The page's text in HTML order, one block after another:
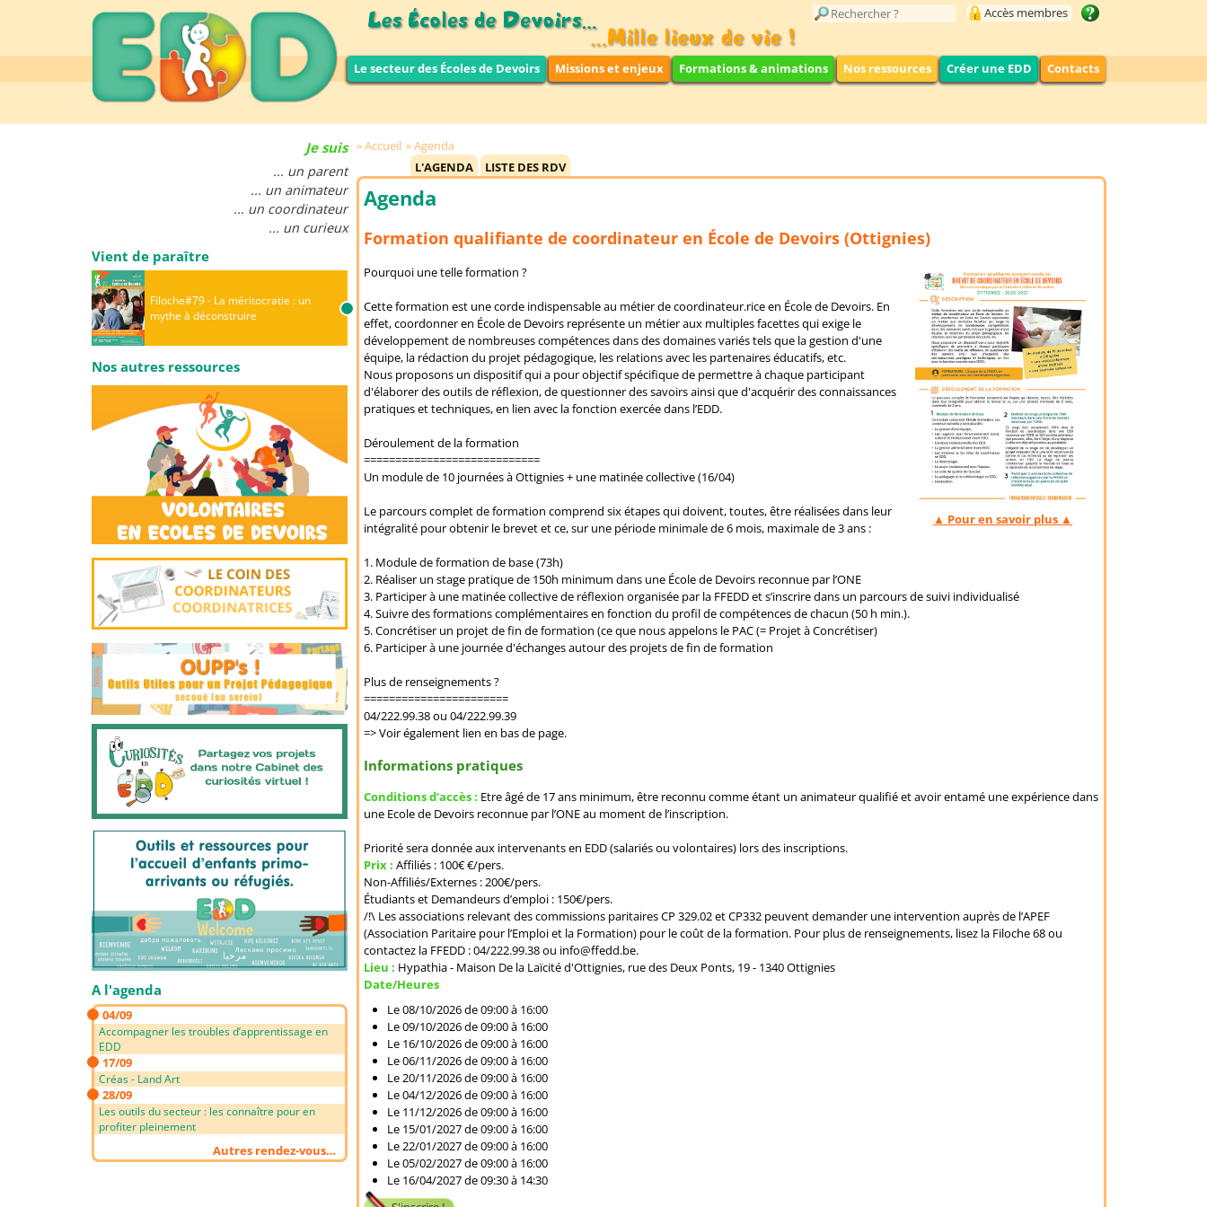
Accès membres
Le secteur des Écoles de Devoirs Missions et enjeux Formations & animations Nos ressources Créer une EDD Contacts
Je suis
... un parent
... un animateur
... un coordinateur
... un curieux
Vient de paraître
Filoche#79 - La méritocratie : un
mythe à déconstruire
Nos autres ressources
A l'agenda
04/09
Accompagner les troubles d’apprentissage en
EDD
17/09
Créas - Land Art
28/09
Les outils du secteur : les connaître pour en
profiter pleinement
Autres rendez-vous…
Accueil
Agenda
L'AGENDA
LISTE DES RDV
Agenda
Formation qualifiante de coordinateur en École de Devoirs (Ottignies)
▲ Pour en savoir plus ▲
Pourquoi une telle formation ?
Cette formation est une corde indispensable au métier de coordinateur.rice en École de Devoirs. En
effet, coordonner en École de Devoirs représente un métier aux multiples facettes qui exige le
développement de nombreuses compétences dans des domaines variés tels que la gestion d'une
équipe, la rédaction du projet pédagogique, les relations avec les partenaires éducatifs, etc.
Nous proposons un dispositif qui a pour objectif spécifique de permettre à chaque participant
d'élaborer des outils de réflexion, de questionner des savoirs ainsi que d'acquérir des connaissances
pratiques et techniques, en lien avec la fonction exercée dans l’EDD.
Déroulement de la formation
============================
Un module de 10 journées à Ottignies + une matinée collective (16/04)
Le parcours complet de formation comprend six étapes qui doivent, toutes, être réalisées dans leur
intégralité pour obtenir le brevet et ce, sur une période minimale de 6 mois, maximale de 3 ans :
1. Module de formation de base (73h)
2. Réaliser un stage pratique de 150h minimum dans une École de Devoirs reconnue par l’ONE
3. Participer à une matinée collective de réflexion organisée par la FFEDD et s’inscrire dans un parcours de suivi individualisé
4. Suivre des formations complémentaires en fonction du profil de compétences de chacun (50 h min.).
5. Concrétiser un projet de fin de formation (ce que nous appelons le PAC (= Projet à Concrétiser)
6. Participer à une journée d'échanges autour des projets de fin de formation
Plus de renseignements ?
=======================
04/222.99.38 ou 04/222.99.39
=> Voir également lien en bas de page.
Informations pratiques
Conditions d'accès : Etre âgé de 17 ans minimum, être reconnu comme étant un animateur qualifié et avoir entamé une expérience dans
une Ecole de Devoirs reconnue par l’ONE au moment de l’inscription.
Priorité sera donnée aux intervenants en EDD (salariés ou volontaires) lors des inscriptions.
Prix : Affiliés : 100€ €/pers.
Non-Affiliés/Externes : 200€/pers.
Étudiants et Demandeurs d’emploi : 150€/pers.
/!\ Les associations relevant des commissions paritaires CP 329.02 et CP332 peuvent demander une intervention auprès de l’APEF
(Association Paritaire pour l’Emploi et la Formation) pour le coût de la formation. Pour plus de renseignements, lisez la Filoche 68 ou
contactez la FFEDD : 04/222.99.38 ou info@ffedd.be.
Lieu : Hypathia - Maison De la Laïcité d'Ottignies, rue des Deux Ponts, 19 - 1340 Ottignies
Date/Heures
Le 08/10/2026 de 09:00 à 16:00
Le 09/10/2026 de 09:00 à 16:00
Le 16/10/2026 de 09:00 à 16:00
Le 06/11/2026 de 09:00 à 16:00
Le 20/11/2026 de 09:00 à 16:00
Le 04/12/2026 de 09:00 à 16:00
Le 11/12/2026 de 09:00 à 16:00
Le 15/01/2027 de 09:00 à 16:00
Le 22/01/2027 de 09:00 à 16:00
Le 05/02/2027 de 09:00 à 16:00
Le 16/04/2027 de 09:30 à 14:30